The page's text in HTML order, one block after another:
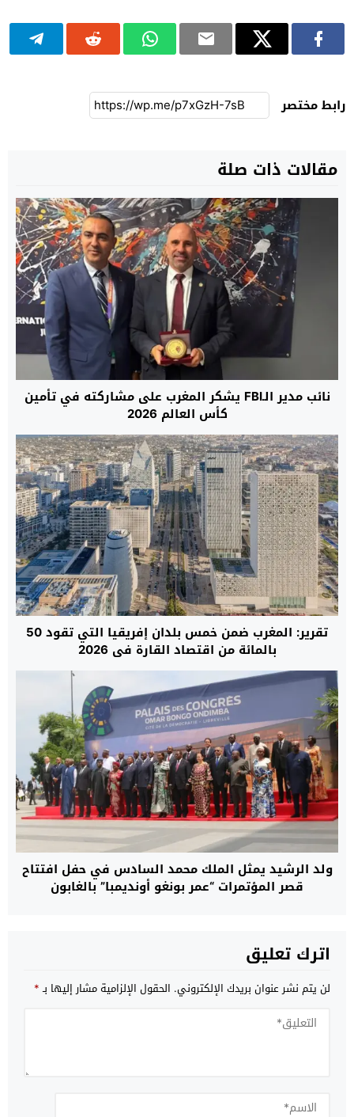
رابط مختصر
مقالات ذات صلة
نائب مدير الـFBI يشكر المغرب على مشاركته في تأمين
كأس العالم 2026
تقرير: المغرب ضمن خمس بلدان إفريقيا التي تقود 50
بالمائة من اقتصاد القارة في 2026
ولد الرشيد يمثل الملك محمد السادس في حفل افتتاح
قصر المؤتمرات “عمر بونغو أونديمبا” بالغابون
اترك تعليق
لن يتم نشر عنوان بريدك الإلكتروني. الحقول الإلزامية مشار إليها بـ*